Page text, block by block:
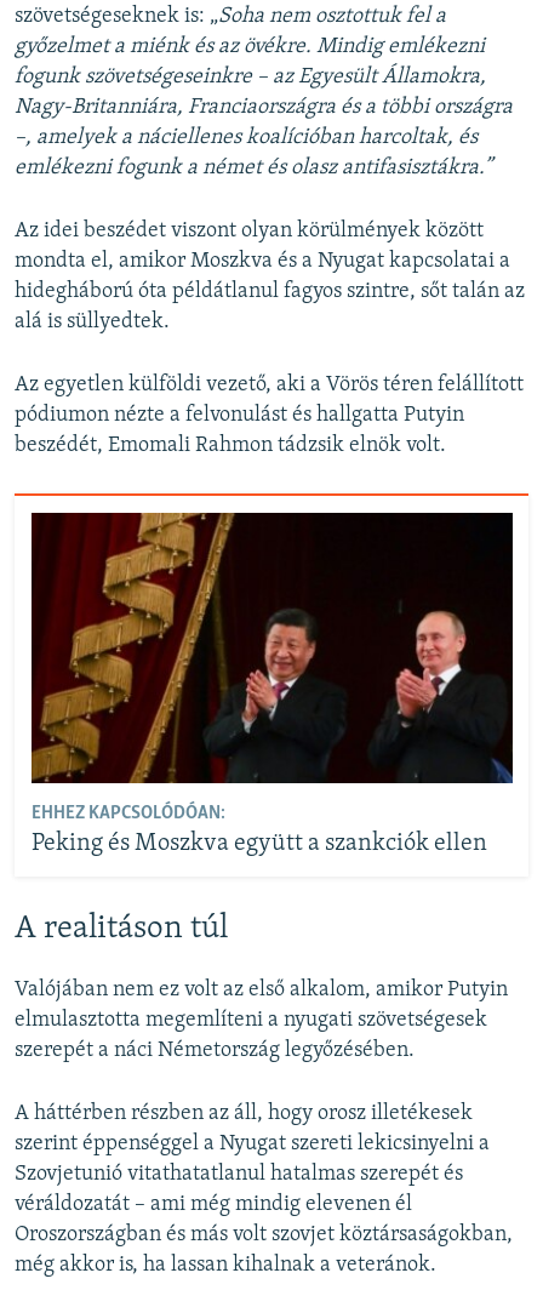
szövetségeseknek is: „​Soha nem osztottuk fel a
győzelmet a miénk és az övékre. Mindig emlékezni
fogunk szövetségeseinkre – az Egyesült Államokra,
Nagy-Britanniára, Franciaországra és a többi országra
–, amelyek a náciellenes koalícióban harcoltak, és
emlékezni fogunk a német és olasz antifasisztákra.”
Az idei beszédet viszont olyan körülmények között
mondta el, amikor Moszkva és a Nyugat kapcsolatai a
hidegháború óta példátlanul fagyos szintre, sőt talán az
alá is süllyedtek.
Az egyetlen külföldi vezető, aki a Vörös téren felállított
pódiumon nézte a felvonulást és hallgatta Putyin
beszédét, Emomali Rahmon tádzsik elnök volt.
EHHEZ KAPCSOLÓDÓAN:
Peking és Moszkva együtt a szankciók ellen
A realitáson túl
Valójában nem ez volt az első alkalom, amikor Putyin
elmulasztotta megemlíteni a nyugati szövetségesek
szerepét a náci Németország legyőzésében.
A háttérben részben az áll, hogy orosz illetékesek
szerint éppenséggel a Nyugat szereti lekicsinyelni a
Szovjetunió vitathatatlanul hatalmas szerepét és
véráldozatát – ami még mindig elevenen él
Oroszországban és más volt szovjet köztársaságokban,
még akkor is, ha lassan kihalnak a veteránok.